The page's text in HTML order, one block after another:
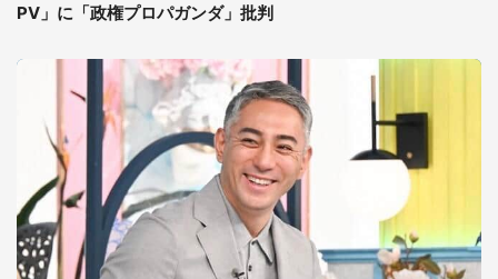
PV」に「政権プロパガンダ」批判